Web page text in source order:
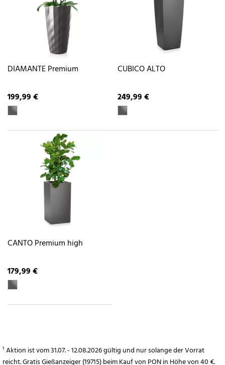
DIAMANTE Premium
199,99 €
CUBICO ALTO
249,99 €
CANTO Premium high
179,99 €
¹ Aktion ist vom 31.07. - 12.08.2026 gültig und nur solange der Vorrat
reicht. Gratis Gießanzeiger (19715) beim Kauf von PON in Höhe von 40 €.